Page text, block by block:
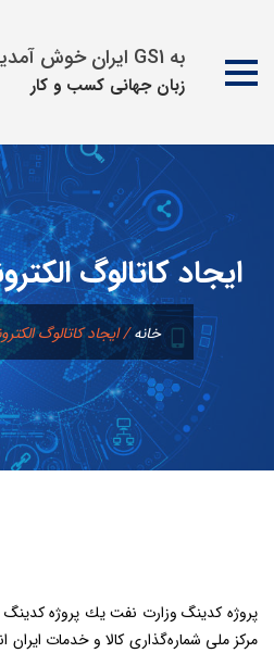
به GS1 ایران خوش آمدید
زبان جهانی كسب و كار
محتوا
ایجاد کاتالوگ
خانه/ایجاد کاتالوگ
پروژه كدينگ وزارت نفت يك پروژه
مركز ملی شماره‌گذاری كالا و خدمات ايران